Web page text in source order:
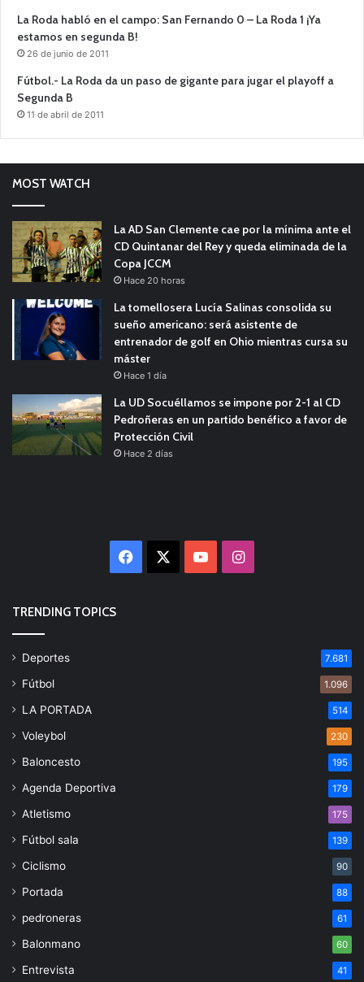
La Roda habló en el campo: San Fernando 0 – La Roda 1 ¡Ya
estamos en segunda B!
26 de junio de 2011
Fútbol.- La Roda da un paso de gigante para jugar el playoff a
Segunda B
11 de abril de 2011
MOST WATCH
La AD San Clemente cae por la mínima ante el
CD Quintanar del Rey y queda eliminada de la
Copa JCCM
Hace 20 horas
La tomellosera Lucía Salinas consolida su
sueño americano: será asistente de
entrenador de golf en Ohio mientras cursa su
máster
Hace 1 día
La UD Socuéllamos se impone por 2-1 al CD
Pedroñeras en un partido benéfico a favor de
Protección Civil
Hace 2 días
Facebook YouTubeInstagram
TRENDING TOPICS
Deportes 7.681
Fútbol 1.096
LA PORTADA 514
Voleybol 230
Baloncesto 195
Agenda Deportiva 179
Atletismo 175
Fútbol sala 139
Ciclismo 90
Portada 88
pedroneras 61
Balonmano 60
Entrevista 41